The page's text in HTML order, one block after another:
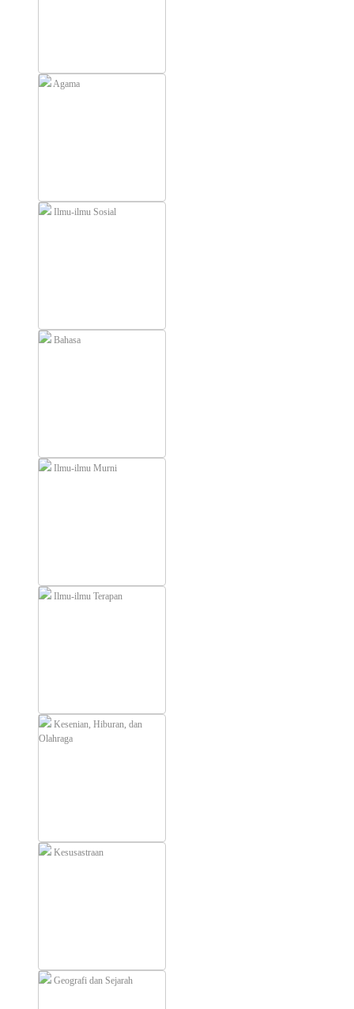
Agama
Ilmu-ilmu Sosial
Bahasa
Ilmu-ilmu Murni
Ilmu-ilmu Terapan
Kesenian, Hiburan, dan
Olahraga
Kesusastraan
Geografi dan Sejarah